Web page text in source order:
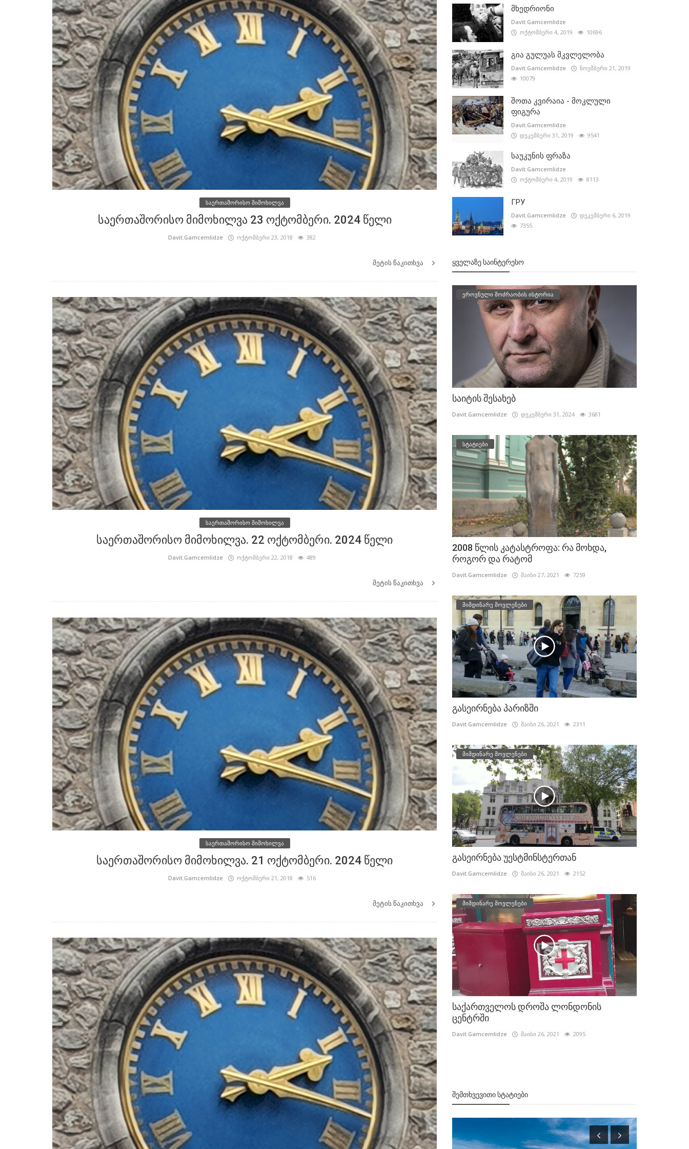
საერთაშორისო მიმოხილვა
საერთაშორისო მიმოხილვა 23 ოქტომბერი. 2024 წელი
Davit.Gamcemlidze ოქტომბერი 23, 2018 382
მეტის წაკითხვა
საერთაშორისო მიმოხილვა
საერთაშორისო მიმოხილვა. 22 ოქტომბერი. 2024 წელი
Davit.Gamcemlidze ოქტომბერი 22, 2018 489
მეტის წაკითხვა
საერთაშორისო მიმოხილვა
საერთაშორისო მიმოხილვა. 21 ოქტომბერი. 2024 წელი
Davit.Gamcemlidze ოქტომბერი 21, 2018 516
მეტის წაკითხვა
მხედრიონი
Davit.Gamcemlidze
ოქტომბერი 4, 2019
10696
გია გულუას მკვლელობა
Davit.Gamcemlidze
ნოემბერი 21, 2019
10079
შოთა კვირაია - მოკლული
ფიგურა
Davit.Gamcemlidze
დეკემბერი 31, 2019
9541
საუკუნის ფრაზა
Davit.Gamcemlidze
ოქტომბერი 4, 2019
8113
ГРУ
Davit.Gamcemlidze
დეკემბერი 6, 2019
7355
ᲧᲕᲔᲚᲐᲖᲔ ᲡᲐᲘᲜᲢᲔᲠᲔᲡᲝ
ეროვნული მოძრაობის ისტორია
საიტის შესახებ
Davit.Gamcemlidze დეკემბერი 31, 2024 3681
სტატიები
2008 წლის კატასტროფა: რა მოხდა,
როგორ და რატომ
Davit.Gamcemlidze მაისი 27, 2021 7259
მიმდინარე მოვლენები
გასეირნება პარიზში
Davit.Gamcemlidze მაისი 26, 2021 2311
მიმდინარე მოვლენები
გასეირნება უესტმინსტერთან
Davit.Gamcemlidze მაისი 26, 2021 2152
მიმდინარე მოვლენები
საქართველოს დროშა ლონდონის
ცენტრში
Davit.Gamcemlidze მაისი 26, 2021 2095
ᲨᲔᲛᲗᲮᲕᲔᲕᲘᲗᲘ ᲡᲢᲐᲢᲘᲔᲑᲘ